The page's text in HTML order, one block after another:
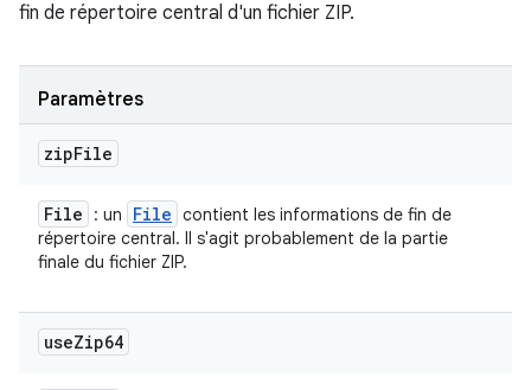
fin de répertoire central d'un fichier ZIP.
Paramètres
zipFile
File : un File contient les informations de fin de
répertoire central. Il s'agit probablement de la partie
finale du fichier ZIP.
useZip64